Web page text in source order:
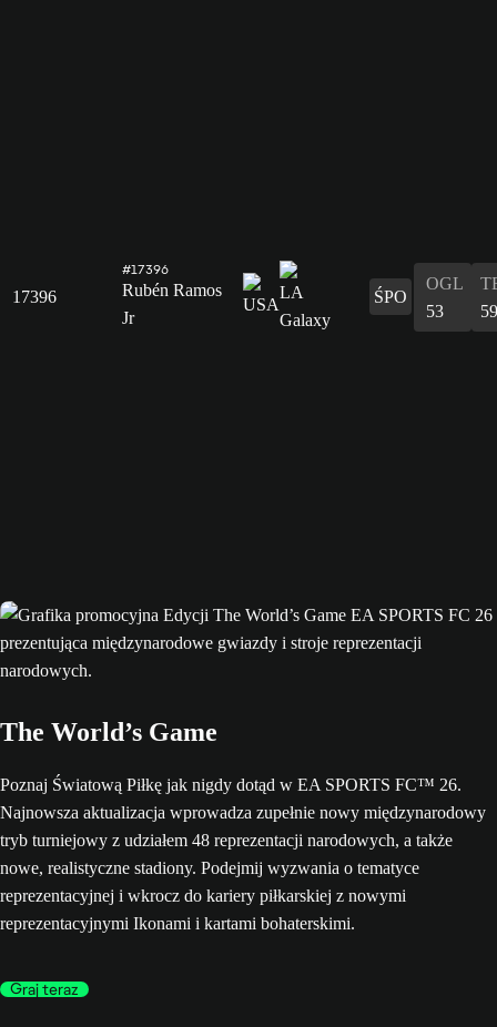
17396
#17396
Rubén Ramos
Jr
ŚPO
OGL
53
59
The World’s Game
Poznaj Światową Piłkę jak nigdy dotąd w EA SPORTS FC™ 26.
Najnowsza aktualizacja wprowadza zupełnie nowy międzynarodowy
tryb turniejowy z udziałem 48 reprezentacji narodowych, a także
nowe, realistyczne stadiony. Podejmij wyzwania o tematyce
reprezentacyjnej i wkrocz do kariery piłkarskiej z nowymi
reprezentacyjnymi Ikonami i kartami bohaterskimi.
Graj teraz